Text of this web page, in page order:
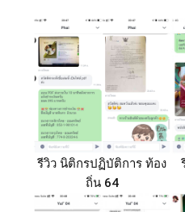
รีวิว นิติกรปฏิบัติการ ท้อง
ถิ่น 64